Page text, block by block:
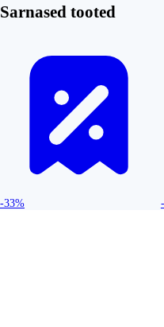
Sarnased tooted
-33%